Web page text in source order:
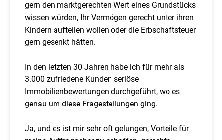
gern den marktgerechten Wert eines Grundstücks
wissen würden, Ihr Vermögen gerecht unter ihren
Kindern aufteilen wollen oder die Erbschaftsteuer
gern gesenkt hätten.
In den letzten 30 Jahren habe ich für mehr als
3.000 zufriedene Kunden seriöse
Immobilienbewertungen durchgeführt, wo es
genau um diese Fragestellungen ging.
Ja, und es ist mir sehr oft gelungen, Vorteile für